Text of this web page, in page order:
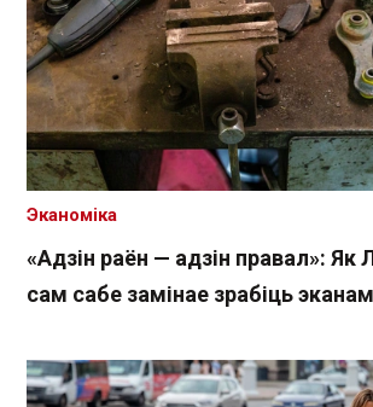
«Адзін раён — адзін правал»: Як
сам сабе замінае зрабіць
Эканоміка